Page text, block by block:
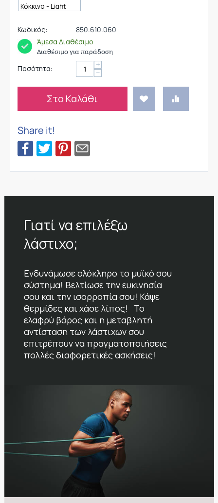
Κωδικός:
850.610.060
Άμεσα Διαθέσιμο
Διαθέσιμο για παράδοση
Ποσότητα: +
−
Στο Καλάθι
Share it!
Γιατί να επιλέξω
λάστιχο;
Ενδυνάμωσε ολόκληρο το μυϊκό σου
σύστημα! Βελτίωσε την ευκινησία
σου και την ισορροπία σου! Κάψε
θερμίδες και χάσε λίπος! Το
ελαφρύ βάρος και η μεταβλητή
αντίσταση των λάστιχων σου
επιτρέπουν να πραγματοποιήσεις
πολλές διαφορετικές ασκήσεις!